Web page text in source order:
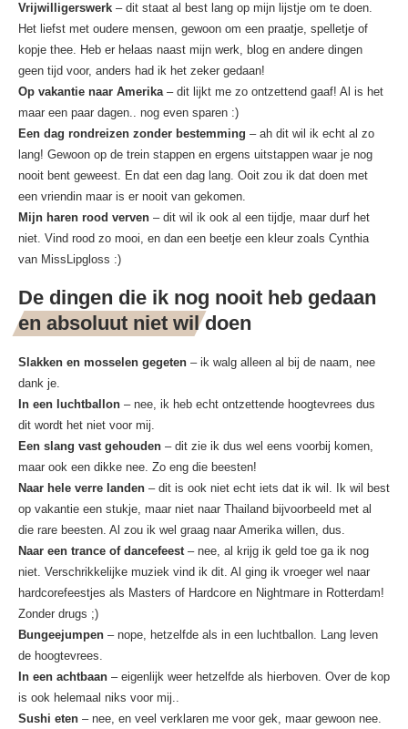
Vrijwilligerswerk – dit staat al best lang op mijn lijstje om te doen.
Het liefst met oudere mensen, gewoon om een praatje, spelletje of
kopje thee. Heb er helaas naast mijn werk, blog en andere dingen
geen tijd voor, anders had ik het zeker gedaan!
Op vakantie naar Amerika– dit lijkt me zo ontzettend gaaf! Al is het
maar een paar dagen.. nog even sparen :)
Een dag rondreizen zonder bestemming – ah dit wil ik echt al zo
lang! Gewoon op de trein stappen en ergens uitstappen waar je nog
nooit bent geweest. En dat een dag lang. Ooit zou ik dat doen met
een vriendin maar is er nooit van gekomen.
Mijn haren rood verven – dit wil ik ook al een tijdje, maar durf het
niet. Vind rood zo mooi, en dan een beetje een kleur zoals Cynthia
van MissLipgloss :)
De dingen die ik nog nooit heb gedaan
en absoluut niet wil doen
Slakken en mosselen gegeten – ik walg alleen al bij de naam, nee
dank je.
In een luchtballon – nee, ik heb echt ontzettende hoogtevrees dus
dit wordt het niet voor mij.
Een slang vast gehouden – dit zie ik dus wel eens voorbij komen,
maar ook een dikke nee. Zo eng die beesten!
Naar hele verre landen – dit is ook niet echt iets dat ik wil. Ik wil best
op vakantie een stukje, maar niet naar Thailand bijvoorbeeld met al
die rare beesten. Al zou ik wel graag naar Amerika willen, dus.
Naar een trance of dancefeest– nee, al krijg ik geld toe ga ik nog
niet. Verschrikkelijke muziek vind ik dit. Al ging ik vroeger wel naar
hardcorefeestjes als Masters of Hardcore en Nightmare in Rotterdam!
Zonder drugs ;)
Bungeejumpen – nope, hetzelfde als in een luchtballon. Lang leven
de hoogtevrees.
In een achtbaan – eigenlijk weer hetzelfde als hierboven. Over de kop
is ook helemaal niks voor mij..
Sushi eten – nee, en veel verklaren me voor gek, maar gewoon nee.